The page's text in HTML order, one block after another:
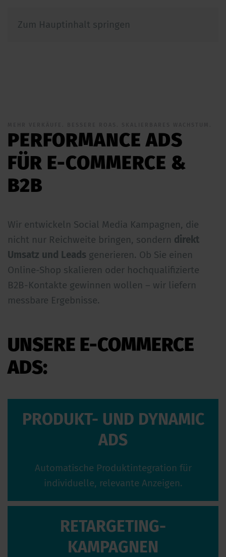
Zum Hauptinhalt springen
PERFORMANCE ADS
FÜR E-COMMERCE &
B2B
Wir entwickeln Social Media Kampagnen, die
nicht nur Reichweite bringen, sondern direkt
Umsatz und Leads generieren. Ob Sie einen
Online-Shop skalieren oder hochqualifizierte
B2B-Kontakte gewinnen wollen – wir liefern
messbare Ergebnisse.
UNSERE E-COMMERCE
ADS:
PRODUKT- UND DYNAMIC
ADS
Automatische Produktintegration für
individuelle, relevante Anzeigen.
RETARGETING-
KAMPAGNEN